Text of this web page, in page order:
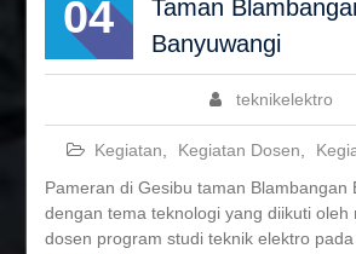
04
Taman
Banyuwangi
teknikelektro
Kegiatan Kegiatan Dosen
Pameran di Gesibu taman Blambangan
dengan tema teknologi yang diikuti oleh
dosen program studi teknik elektro pada